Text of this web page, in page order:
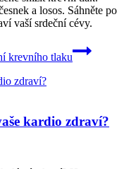
a losos. Sáhněte po
vaší srdeční cévy.
krevního tlaku
kardio zdraví?